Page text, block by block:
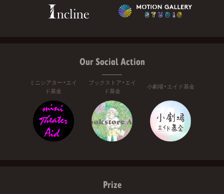
Our Social Action
ミニシアター・エイ
ド基金
ブックストア・エイ
ド基金
小劇場・エイド基金
Prize